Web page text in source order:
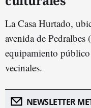
La Casa Hurtado,
avenida de Pedralbes
equipamiento
vecinales.
NEWSLETTER